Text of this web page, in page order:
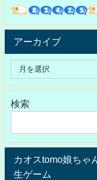
アーカイブ
検索
カオスtomo娘ちゃ
生ゲーム